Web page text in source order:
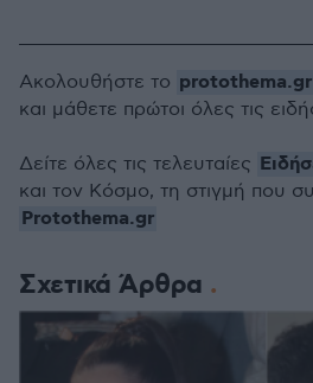
Σχετικά Άρθρα
Ακολουθήστε το
και μάθετε πρώτοι όλες τις
Δείτε όλες τις τελευταίες
και τον Κόσμο, τη στιγμή που
Protothema.gr